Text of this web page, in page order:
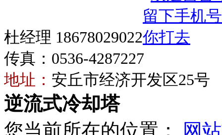
杜经理 18678029022
传真：0536-4287227
地址： 安丘市经济开发区25号
逆流式冷却塔
您当前所在的位置：
网